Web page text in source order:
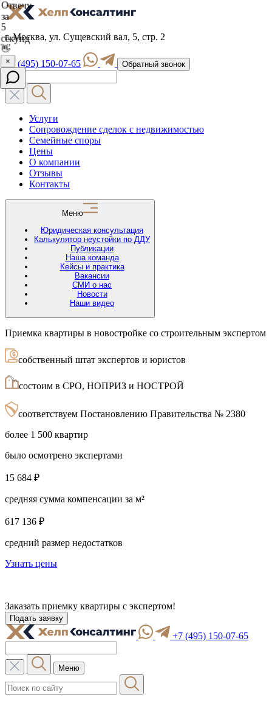
г. Москва, ул. Сущевский вал, 5, стр. 2
+7 (495) 150-07-65 Обратный звонок
Услуги
Сопровождение сделок с недвижимостью
Семейные споры
Цены
О компании
Отзывы
Контакты
Меню
Юридическая консультация
Калькулятор неустойки по ДДУ
Публикации
Наша команда
Кейсы и практика
Вакансии
СМИ о нас
Новости
Наши видео
Приемка квартиры в новостройке со строительным экспертом
собственный штат экспертов и юристов
состоим в СРО, НОПРИЗ и НОСТРОЙ
соответствуем Постановлению Правительства № 2380
более 1 500 квартир
было осмотрено экспертами
15 684 ₽
средняя сумма компенсации за м²
617 136 ₽
средний размер недостатков
Узнать цены
Заказать приемку квартиры с экспертом!
Подать заявку
+7 (495) 150-07-65
Меню